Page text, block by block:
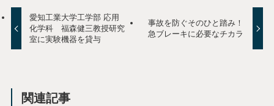
愛知工業大学工学部 応用
化学科 福森健三教授研究
室に実験機器を貸与
事故を防ぐそのひと踏み！
急ブレーキに必要なチカラ
関連記事